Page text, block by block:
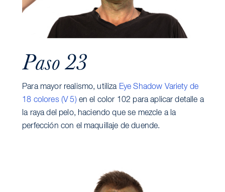
Paso 23
Para mayor realismo, utiliza Eye Shadow Variety de
18 colores (V 5) en el color 102 para aplicar detalle a
la raya del pelo, haciendo que se mezcle a la
perfección con el maquillaje de duende.